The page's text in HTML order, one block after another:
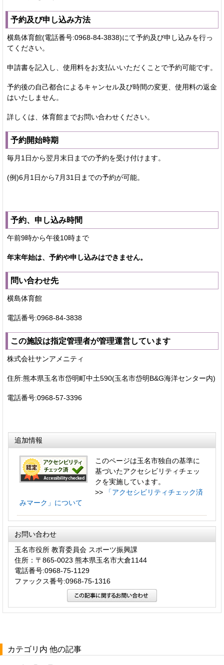
予約及び申し込み方法
横島体育館(電話番号:0968-84-3838)にて予約及び申し込みを行っ
てください。
申請書を記入し、使用料をお支払いいただくことで予約可能です。
予約後の自己都合によるキャンセル及び時間の変更、使用料の返金
はいたしません。
詳しくは、体育館までお問い合わせください。
予約開始時期
毎月1日から翌月末日までの予約を受け付けます。
(例)6月1日から7月31日までの予約が可能。
予約、申し込み時間
午前9時から午後10時まで
年末年始は、予約や申し込みはできません。
問い合わせ先
横島体育館
電話番号:0968-84-3838
この施設は指定管理者が管理運営しています
株式会社サンアメニティ
住所:熊本県玉名市岱明町中土590(玉名市岱明B&G海洋センター内)
電話番号:0968-57-3396
追加情報
このページは玉名市独自の基準に
基づいたアクセシビリティチェッ
クを実施しています。
>>
「アクセシビリティチェック済
みマーク」について
お問い合わせ
玉名市役所 教育委員会 スポーツ振興課
住所：〒865-0023 熊本県玉名市大倉1144
電話番号:0968-75-1129
ファックス番号:0968-75-1316
カテゴリ内 他の記事